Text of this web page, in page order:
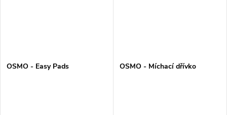
OSMO - Easy Pads OSMO - Míchací dřívko